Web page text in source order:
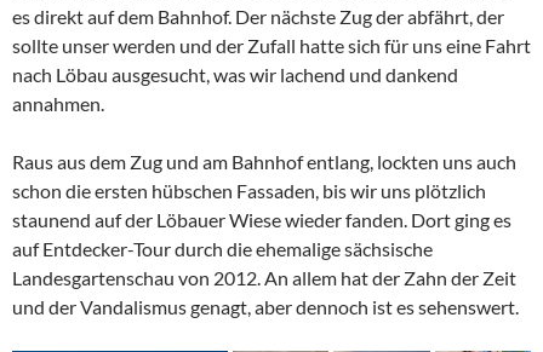
es direkt auf dem Bahnhof. Der nächste Zug der abfährt, der
sollte unser werden und der Zufall hatte sich für uns eine Fahrt
nach Löbau ausgesucht, was wir lachend und dankend
annahmen.
Raus aus dem Zug und am Bahnhof entlang, lockten uns auch
schon die ersten hübschen Fassaden, bis wir uns plötzlich
staunend auf der Löbauer Wiese wieder fanden. Dort ging es
auf Entdecker-Tour durch die ehemalige sächsische
Landesgartenschau von 2012. An allem hat der Zahn der Zeit
und der Vandalismus genagt, aber dennoch ist es sehenswert.